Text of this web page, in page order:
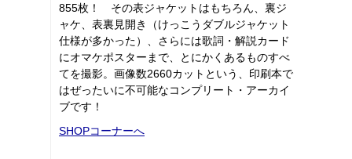
855枚！ その表ジャケットはもちろん、裏ジ
ャケ、表裏見開き（けっこうダブルジャケット
仕様が多かった）、さらには歌詞・解説カード
にオマケポスターまで、とにかくあるものすべ
てを撮影。画像数2660カットという、印刷本で
はぜったいに不可能なコンプリート・アーカイ
ブです！
SHOPコーナーへ